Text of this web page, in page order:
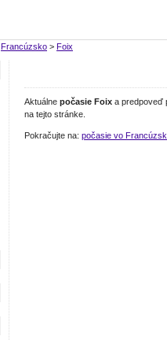
Francúzsko > Foix
Aktuálne počasie Foix a predpoveď
na tejto stránke.
Pokračujte na: počasie vo